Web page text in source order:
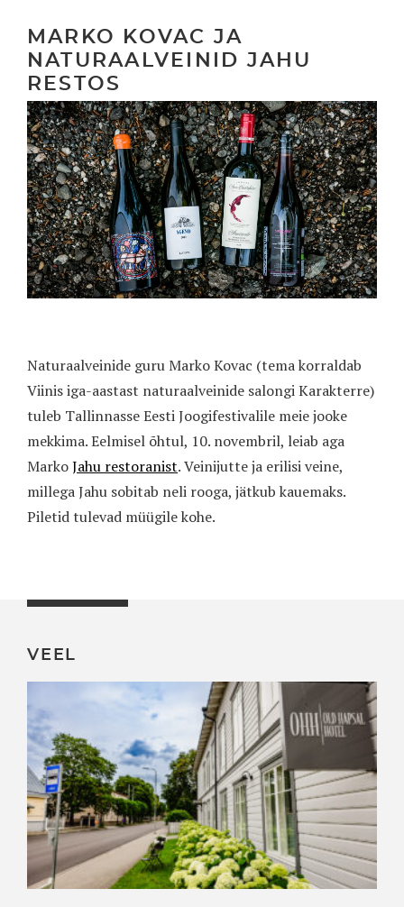
MARKO KOVAC JA
NATURAALVEINID JAHU
RESTOS
Naturaalveinide guru Marko Kovac (tema korraldab
Viinis iga-aastast naturaalveinide salongi Karakterre)
tuleb Tallinnasse Eesti Joogifestivalile meie jooke
mekkima. Eelmisel õhtul, 10. novembril, leiab aga
MarkoJahu restoranist. Veinijutte ja erilisi veine,
millega Jahu sobitab neli rooga, jätkub kauemaks.
Piletid tulevad müügile kohe.
VEEL